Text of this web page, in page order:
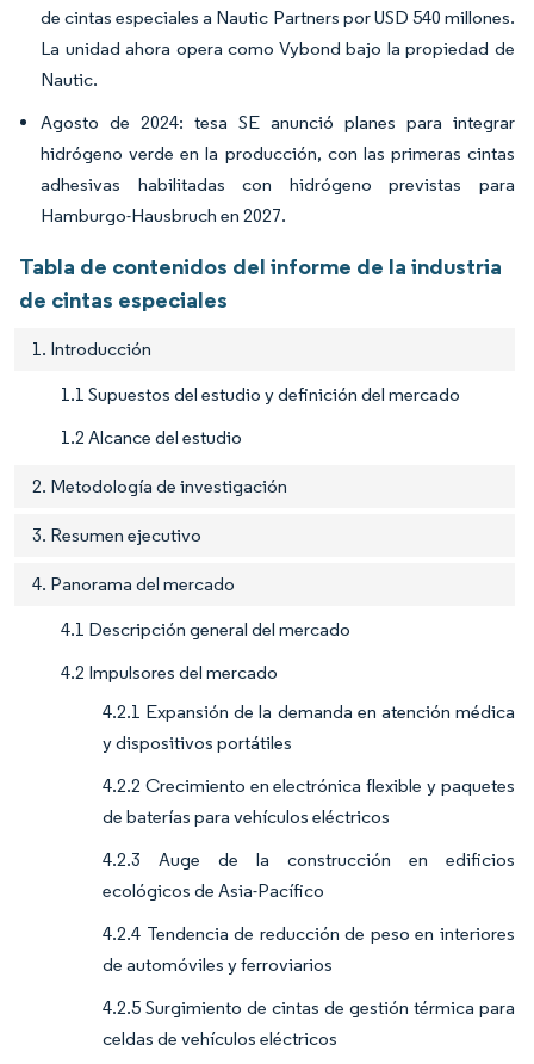
de cintas especiales a Nautic Partners por USD 540 millones.
La unidad ahora opera como Vybond bajo la propiedad de
Nautic.
Agosto de 2024: tesa SE anunció planes para integrar
hidrógeno verde en la producción, con las primeras cintas
adhesivas habilitadas con hidrógeno previstas para
Hamburgo-Hausbruch en 2027.
Tabla de contenidos del informe de la industria
de cintas especiales
1. Introducción
1.1 Supuestos del estudio y definición del mercado
1.2 Alcance del estudio
2. Metodología de investigación
3. Resumen ejecutivo
4. Panorama del mercado
4.1 Descripción general del mercado
4.2 Impulsores del mercado
4.2.1 Expansión de la demanda en atención médica
y dispositivos portátiles
4.2.2 Crecimiento en electrónica flexible y paquetes
de baterías para vehículos eléctricos
4.2.3 Auge de la construcción en edificios
ecológicos de Asia-Pacífico
4.2.4 Tendencia de reducción de peso en interiores
de automóviles y ferroviarios
4.2.5 Surgimiento de cintas de gestión térmica para
celdas de vehículos eléctricos